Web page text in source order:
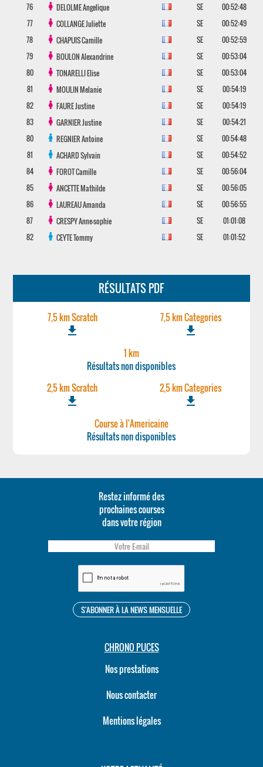
76
DELOLMEAngelique SE
00:52:48
77
COLLANGEJuliette SE
00:52:49
78
CHAPUISCamille SE
00:52:59
79
BOULONAlexandrine SE
00:53:04
80
TONARELLIElise SE
00:53:04
81
MOULINMelanie SE
00:54:19
82
FAUREJustine SE
00:54:19
83
GARNIERJustine SE
00:54:21
80
REGNIERAntoine SE
00:54:48
81
ACHARDSylvain SE
00:54:52
84
FOROTCamille SE
00:56:04
85
ANCETTEMathilde SE
00:56:05
86
LAUREAUAmanda SE
00:56:55
87
CRESPYAnne-sophie SE
01:01:08
82
CEYTETommy SE 01:01:52
RÉSULTATS PDF
7,5 km Scratch
file_download
7,5 km Categories
file_download
1 km
Résultats non disponibles
2,5 km Scratch
file_download
2,5 km Categories
file_download
Course à l'Americaine
Résultats non disponibles
Restez informé des
prochaines courses
dans votre région
CHRONO PUCES
Nos prestations
Nous contacter
Mentions légales